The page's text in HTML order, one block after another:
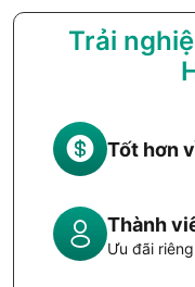
Trải
Tốt hơn
Thành
Ưu đãi